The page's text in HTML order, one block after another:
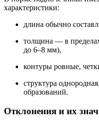
характеристики:
длина обычно
толщина — в
до 6–8 мм),
контуры ровные,
структура
образований.
Отклонения и их